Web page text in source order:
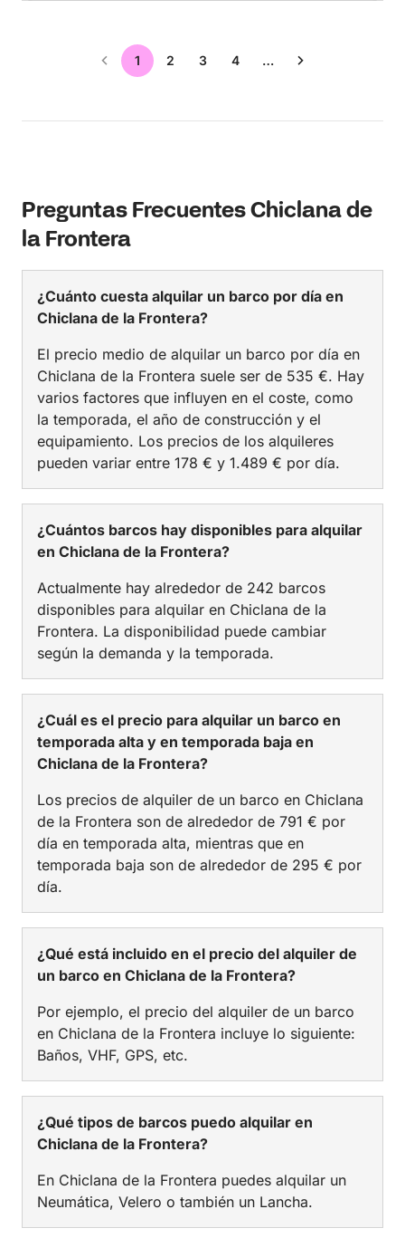
1 2 3 4 …
Preguntas Frecuentes Chiclana de
la Frontera
¿Cuánto cuesta alquilar un barco por día en
Chiclana de la Frontera?
El precio medio de alquilar un barco por día en
Chiclana de la Frontera suele ser de 535 €. Hay
varios factores que influyen en el coste, como
la temporada, el año de construcción y el
equipamiento. Los precios de los alquileres
pueden variar entre 178 € y 1.489 € por día.
¿Cuántos barcos hay disponibles para alquilar
en Chiclana de la Frontera?
Actualmente hay alrededor de 242 barcos
disponibles para alquilar en Chiclana de la
Frontera. La disponibilidad puede cambiar
según la demanda y la temporada.
¿Cuál es el precio para alquilar un barco en
temporada alta y en temporada baja en
Chiclana de la Frontera?
Los precios de alquiler de un barco en Chiclana
de la Frontera son de alrededor de 791 € por
día en temporada alta, mientras que en
temporada baja son de alrededor de 295 € por
día.
¿Qué está incluido en el precio del alquiler de
un barco en Chiclana de la Frontera?
Por ejemplo, el precio del alquiler de un barco
en Chiclana de la Frontera incluye lo siguiente:
Baños, VHF, GPS, etc.
¿Qué tipos de barcos puedo alquilar en
Chiclana de la Frontera?
En Chiclana de la Frontera puedes alquilar un
Neumática, Velero o también un Lancha.